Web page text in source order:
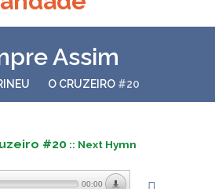
Assim
O CRUZEIRO #20
#20 :: Next Hymn
00:00